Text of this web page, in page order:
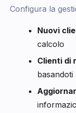
Configura la
Nuovi
calcolo
Clienti di